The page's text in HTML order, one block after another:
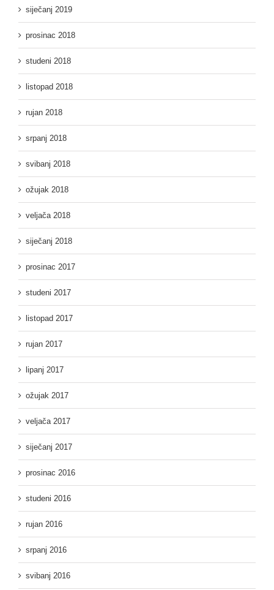
siječanj 2019
prosinac 2018
studeni 2018
listopad 2018
rujan 2018
srpanj 2018
svibanj 2018
ožujak 2018
veljača 2018
siječanj 2018
prosinac 2017
studeni 2017
listopad 2017
rujan 2017
lipanj 2017
ožujak 2017
veljača 2017
siječanj 2017
prosinac 2016
studeni 2016
rujan 2016
srpanj 2016
svibanj 2016